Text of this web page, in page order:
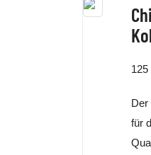
Der
für